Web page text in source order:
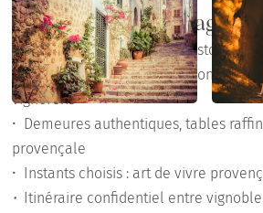
Points forts du voyage
•⁠ Villages perchés, trésors historiques
•⁠ Côtes-du-Rhône : dégustations
vignerons
•⁠ Demeures authentiques, tables
provençale
•⁠ Instants choisis : art de vivre
•⁠ Itinéraire confidentiel entre